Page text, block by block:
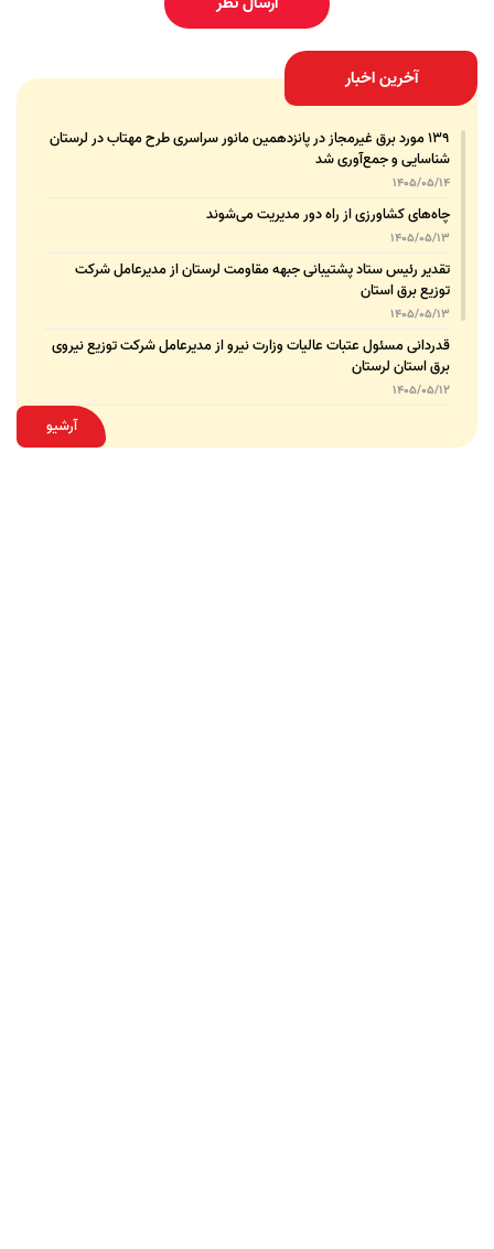
آخرین اخبار
۱۳۹ مورد برق غیرمجاز در پانزدهمین مانور سراسری طرح مهتاب در لرستان
شناسایی و جمع‌آوری شد
1405/05/14
چاه‌های کشاورزی از راه دور مدیریت می‌شوند
1405/05/13
تقدیر رئیس ستاد پشتیبانی جبهه مقاومت لرستان از مدیرعامل شرکت
توزیع برق استان
1405/05/13
قدردانی مسئول عتبات عالیات وزارت نیرو از مدیرعامل شرکت توزیع نیروی
برق استان لرستان
1405/05/12
عقد تفاهم‌نامه همکاری میان شرکت توزیع نیروی برق استان لرستان و
پلیس امنیت اقتصادی فراجا
آرشیو